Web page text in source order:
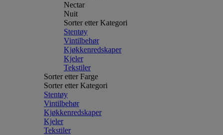
Nectar
Nuit
Sorter etter Kategori
Stentøy
Vintilbehør
Kjøkkenredskaper
Kjeler
Tekstiler
Sorter etter Farge
Sorter etter Kategori
Stentøy
Vintilbehør
Kjøkkenredskaper
Kjeler
Tekstiler